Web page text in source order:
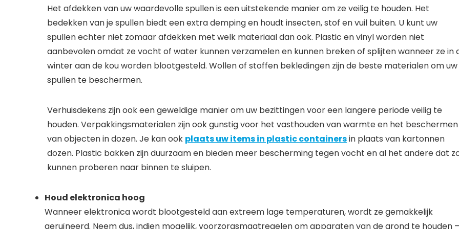
Het afdekken van uw waardevolle spullen is een uitstekende manier om ze veilig te houden. Het
bedekken van je spullen biedt een extra demping en houdt insecten, stof en vuil buiten. U kunt uw
spullen echter niet zomaar afdekken met welk materiaal dan ook. Plastic en vinyl worden niet
aanbevolen omdat ze vocht of water kunnen verzamelen en kunnen breken of splijten wanneer ze in
winter aan de kou worden blootgesteld. Wollen of stoffen bekledingen zijn de beste materialen om uw
spullen te beschermen.
Verhuisdekens zijn ook een geweldige manier om uw bezittingen voor een langere periode veilig te
houden. Verpakkingsmaterialen zijn ook gunstig voor het vasthouden van warmte en het beschermen
van objecten in dozen. Je kan ook plaats uw items in plastic containersin plaats van kartonnen
dozen. Plastic bakken zijn duurzaam en bieden meer bescherming tegen vocht en al het andere dat
kunnen proberen naar binnen te sluipen.
Houd elektronica hoog
Wanneer elektronica wordt blootgesteld aan extreem lage temperaturen, wordt ze gemakkelijk
geruïneerd. Neem dus, indien mogelijk, voorzorgsmaatregelen om apparaten van de grond te houden –